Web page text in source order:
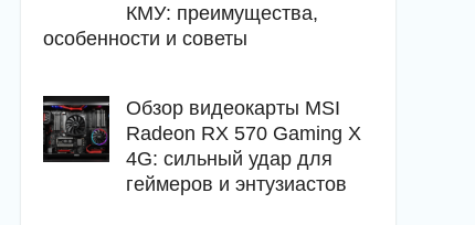
КМУ: преимущества,
особенности и советы
Обзор видеокарты MSI
Radeon RX 570 Gaming X
4G: сильный удар для
геймеров и энтузиастов